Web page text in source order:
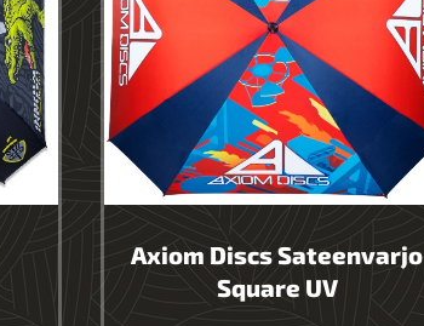
Axiom Discs Sateenvarjo
Square UV